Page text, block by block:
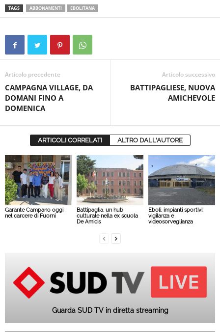
TAGS ABBONAMENTI EBOLITANA
Articolo precedente
CAMPAGNA VILLAGE, DA
DOMANI FINO A
DOMENICA
Articolo successivo
BATTIPAGLIESE, NUOVA
AMICHEVOLE
ARTICOLI CORRELATI ALTRO DALL'AUTORE
Garante Campano oggi
nel carcere di Fuorni
Battipaglia, un hub
culturale nella ex scuola
De Amicis
Eboli, impianti sportivi:
vigilanza e
videosorveglianza
Guarda SUD TV in diretta streaming